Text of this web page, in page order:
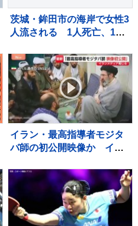
茨城・鉾田市の海岸で女性3
人流される 1人死亡、1人
ドランド」近くで遊泳禁止
エリア
イラン・最高指導者モジタ
バ師の初公開映像か イラ